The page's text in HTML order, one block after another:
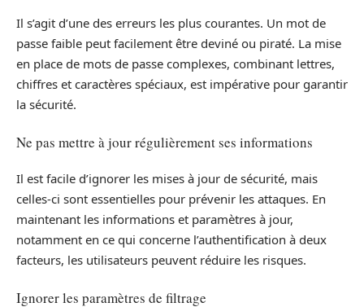
Il s’agit d’une des erreurs les plus courantes. Un mot de
passe faible peut facilement être deviné ou piraté. La mise
en place de mots de passe complexes, combinant lettres,
chiffres et caractères spéciaux, est impérative pour garantir
la sécurité.
Ne pas mettre à jour régulièrement ses informations
Il est facile d’ignorer les mises à jour de sécurité, mais
celles-ci sont essentielles pour prévenir les attaques. En
maintenant les informations et paramètres à jour,
notamment en ce qui concerne l’authentification à deux
facteurs, les utilisateurs peuvent réduire les risques.
Ignorer les paramètres de filtrage